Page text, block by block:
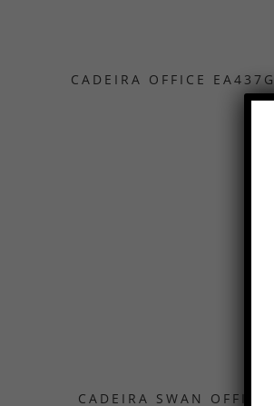
CADEIRA OFFICE EA437G
CADEIRA SWAN OFFICE